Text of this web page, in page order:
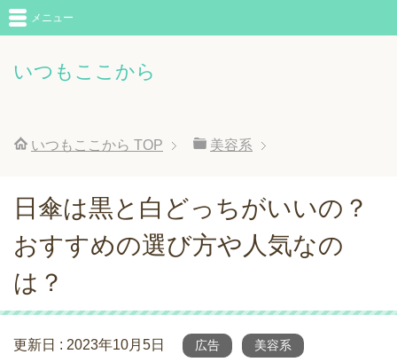
いつもここから
メニュー
いつもここから TOP 美容系
日傘は黒と白どっちがいいの？
おすすめの選び方や人気なの
は？
更新日 : 2023年10月5日 広告 美容系